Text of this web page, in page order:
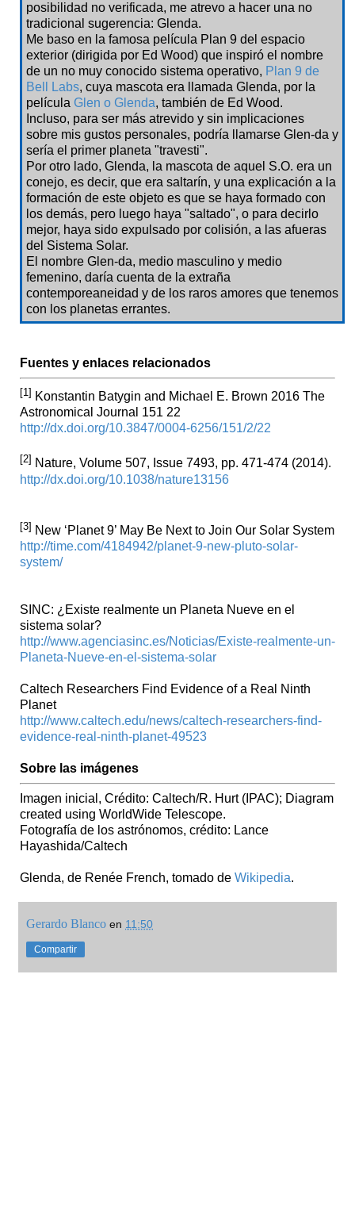
posibilidad no verificada, me atrevo a hacer una no
tradicional sugerencia: Glenda.
Me baso en la famosa película Plan 9 del espacio
exterior (dirigida por Ed Wood) que inspiró el nombre
de un no muy conocido sistema operativo, Plan 9 de
Bell Labs, cuya mascota era llamada Glenda, por la
película Glen o Glenda, también de Ed Wood.
Incluso, para ser más atrevido y sin implicaciones
sobre mis gustos personales, podría llamarse Glen-da y
sería el primer planeta "travesti".
Por otro lado, Glenda, la mascota de aquel S.O. era un
conejo, es decir, que era saltarín, y una explicación a la
formación de este objeto es que se haya formado con
los demás, pero luego haya "saltado", o para decirlo
mejor, haya sido expulsado por colisión, a las afueras
del Sistema Solar.
El nombre Glen-da, medio masculino y medio
femenino, daría cuenta de la extraña
contemporeaneidad y de los raros amores que tenemos
con los planetas errantes.
Fuentes y enlaces relacionados
[1] Konstantin Batygin and Michael E. Brown 2016 The
Astronomical Journal 151 22
http://dx.doi.org/10.3847/0004-6256/151/2/22
[2] Nature, Volume 507, Issue 7493, pp. 471-474 (2014).
http://dx.doi.org/10.1038/nature13156
[3] New ‘Planet 9’ May Be Next to Join Our Solar System
http://time.com/4184942/planet-9-new-pluto-solar-
system/
SINC: ¿Existe realmente un Planeta Nueve en el
sistema solar?
http://www.agenciasinc.es/Noticias/Existe-realmente-un-
Planeta-Nueve-en-el-sistema-solar
Caltech Researchers Find Evidence of a Real Ninth
Planet
http://www.caltech.edu/news/caltech-researchers-find-
evidence-real-ninth-planet-49523
Sobre las imágenes
Imagen inicial, Crédito: Caltech/R. Hurt (IPAC); Diagram
created using WorldWide Telescope.
Fotografía de los astrónomos, crédito: Lance
Hayashida/Caltech
Glenda, de Renée French, tomado de Wikipedia.
Gerardo Blanco en 11:50
Compartir